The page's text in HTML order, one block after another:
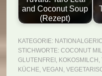
and Coconut Soup
(Rezept)
KATEGORIE:
STICHWORTE: COCONUT
GLUTENFREI , KOKOSMILCH ,
KÜCHE, VEGAN ,